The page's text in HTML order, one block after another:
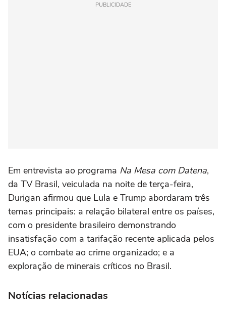
PUBLICIDADE
Em entrevista ao programa Na Mesa com ⁠Datena,
da TV Brasil, veiculada na noite de terça-feira,
Durigan afirmou que ‌Lula e Trump abordaram três
temas principais: a relação bilateral entre os países,
com o presidente brasileiro demonstrando
insatisfação com a tarifação recente ‌aplicada pelos
EUA; o combate ao crime organizado; ‌e a
exploração de minerais críticos no Brasil.
Notícias relacionadas